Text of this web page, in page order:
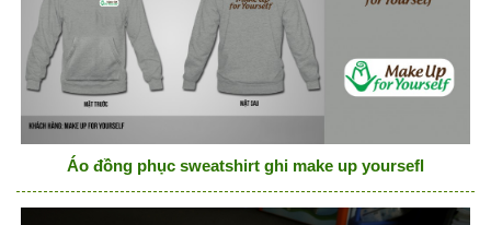
Áo đồng phục sweatshirt ghi make up yoursefl